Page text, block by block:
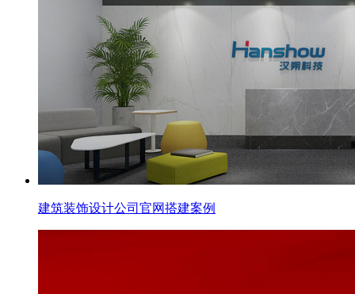
建筑装饰设计公司官网搭建案例